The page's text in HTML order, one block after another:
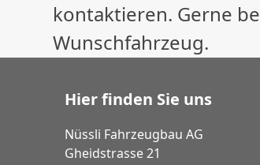
kontaktieren. Gerne
Wunschfahrzeug.
Hier finden Sie uns
Nüssli Fahrzeugbau AG
Gheidstrasse 21